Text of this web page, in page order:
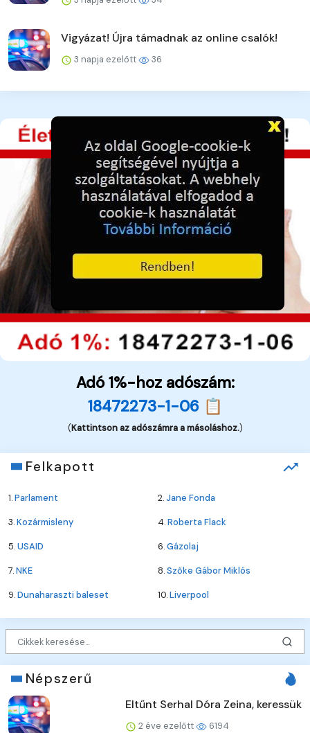
Vigyázat! Újra támadnak az online csalók!
3 napja ezelőtt 36
Adó 1%-hoz adószám:
18472273-1-06 📋
(Kattintson az adószámra a másoláshoz.)
Felkapott
1.Parlament 2.Jane Fonda
3.Kozármisleny 4.Roberta Flack
5.USAID 6.Gázolaj
7.NKE 8.Szőke Gábor Miklós
9.Dunaharaszti baleset 10.Liverpool
Népszerű
Eltűnt Serhal Dóra Zeina, keressük
2 éve ezelőtt 6194